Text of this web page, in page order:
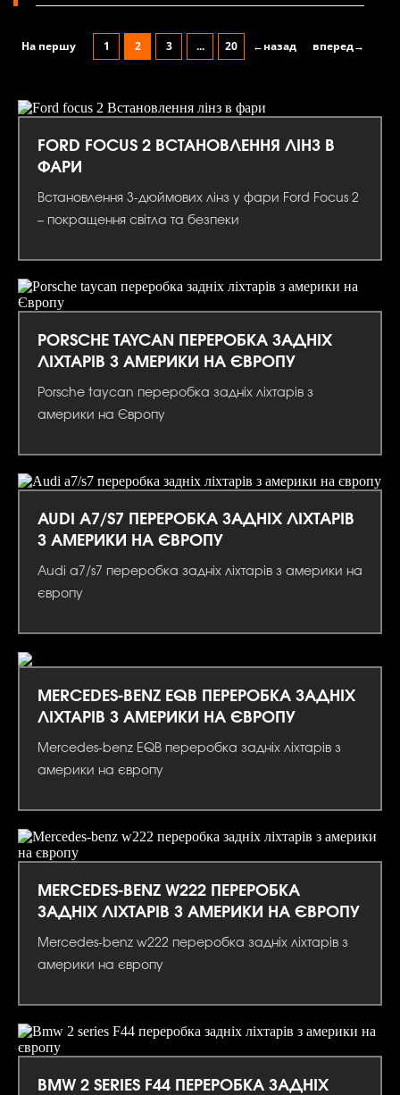
На першу 1 2 3 ... 20 ←назад вперед→
FORD FOCUS 2 ВСТАНОВЛЕННЯ ЛІНЗ В
ФАРИ
Встановлення 3-дюймових лінз у фари Ford Focus 2
– покращення світла та безпеки
PORSCHE TAYCAN ПЕРЕРОБКА ЗАДНІХ
ЛІХТАРІВ З АМЕРИКИ НА ЄВРОПУ
Porsche taycan переробка задніх ліхтарів з
америки на Європу
AUDI A7/S7 ПЕРЕРОБКА ЗАДНІХ ЛІХТАРІВ
З АМЕРИКИ НА ЄВРОПУ
Audi a7/s7 переробка задніх ліхтарів з америки на
європу
MERCEDES-BENZ EQB ПЕРЕРОБКА ЗАДНІХ
ЛІХТАРІВ З АМЕРИКИ НА ЄВРОПУ
Mercedes-benz EQB переробка задніх ліхтарів з
америки на європу
MERCEDES-BENZ W222 ПЕРЕРОБКА
ЗАДНІХ ЛІХТАРІВ З АМЕРИКИ НА ЄВРОПУ
Mercedes-benz w222 переробка задніх ліхтарів з
америки на європу
BMW 2 SERIES F44 ПЕРЕРОБКА ЗАДНІХ